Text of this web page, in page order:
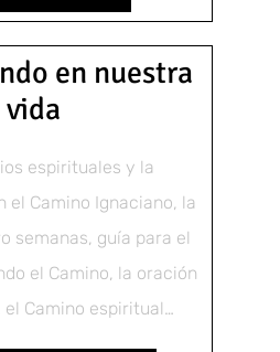
en nuestra
vida
espirituales y la
el Camino Ignaciano, la
semanas, guía para el
el Camino, la oración
Camino espiritual…